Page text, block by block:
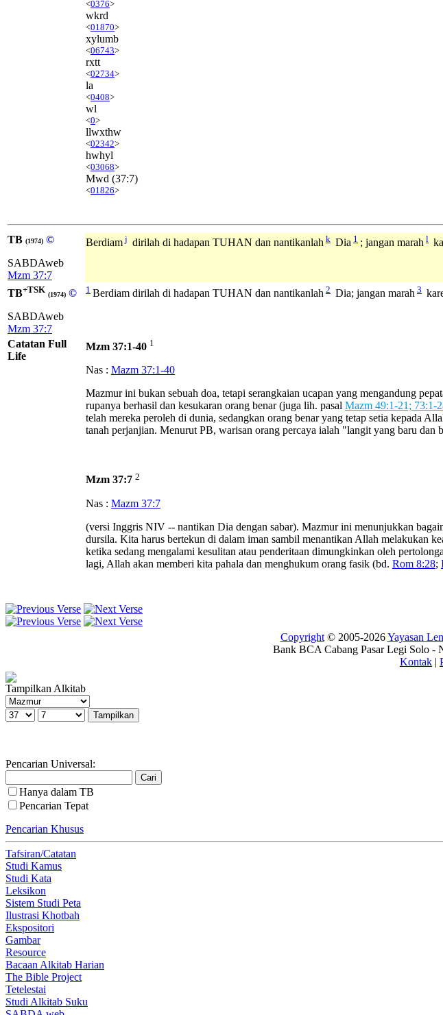
<0376>
wkrd
<01870>
xylumb
<06743>
rxtt
<02734>
la
<0408>
wl
<0>
llwxthw
<02342>
hwhyl
<03068>
Mwd (37:7)
<01826>
TB (1974) ©
SABDAweb
Mzm 37:7
Berdiam j dirilah di hadapan TUHAN dan nantikanlah k Dia 1 ; jangan marah l
TB+TSK (1974) ©
SABDAweb
Mzm 37:7
1 Berdiam dirilah di hadapan TUHAN dan nantikanlah 2 Dia; jangan marah 3
Catatan Full
Life
Mzm 37:1-40 1
Nas : Mazm 37:1-40
Mazmur ini bukan sebuah doa, tetapi serangkaian ucapan yang mengandung
rupanya berhasil dan kesukaran orang benar (juga lih. pasal Mazm 49:1-21; 73:1-
telah mereka peroleh di dunia, sedangkan orang benar yang tetap setia kepada
tanah perjanjian. Menurut PB, warisan orang percaya ialah "langit yang baru dan
Mzm 37:7 2
Nas : Mazm 37:7
(versi Inggris NIV -- nantikan Dia dengan sabar). Mazmur ini menunjukkan
dursila. Kita harus bertekun di dalam iman sambil menantikan Allah melakukan
ketika sedang mengalami kesulitan atau penderitaan dimungkinkan oleh
lagi, Allah akan memberi kita pahala dan menghukum orang fasik (bd. Rom 8:28;
Copyright© 2005-2026Yayasan
Bank BCA Cabang Pasar Legi Solo -
Kontak |
Tampilkan Alkitab
Pencarian Universal:
Hanya dalam TB
Pencarian Tepat
Pencarian Khusus
Tafsiran/Catatan
Studi Kamus
Studi Kata
Leksikon
Sistem Studi Peta
Ilustrasi Khotbah
Ekspositori
Gambar
Resource
Bacaan Alkitab Harian
The Bible Project
Tetelestai
Studi Alkitab Suku